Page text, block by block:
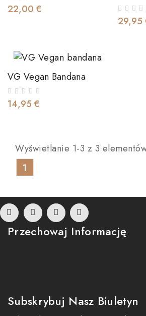
22,00 €
VG
29,95
VG Vegan Bandana
14,95 €
Wyświetlanie 1-3 z 3
1
Przechowaj Informację
Subskrybuj Nasz Biuletyn